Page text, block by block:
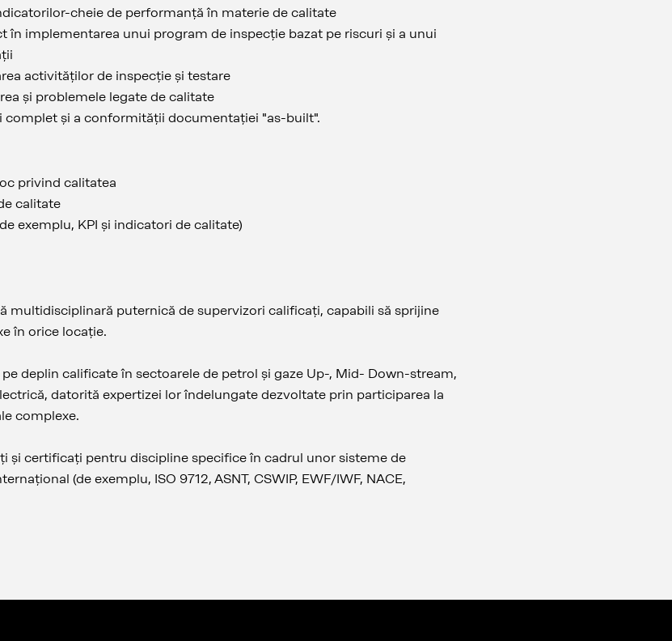
cheie de performanță în materie de calitate
în implementarea unui program de inspecție bazat pe riscuri și a unui
activităților de inspecție și testare
și problemele legate de calitate
complet și a conformității documentației "as-built".
privind calitatea
calitate
exemplu, KPI și indicatori de calitate)
multidisciplinară puternică de supervizori calificați, capabili să sprijine
în orice locație.
deplin calificate în sectoarele de petrol și gaze Up-, Mid- Down-stream,
datorită expertizei lor îndelungate dezvoltate prin participarea la
complexe.
și certificați pentru discipline specifice în cadrul unor sisteme de
(de exemplu, ISO 9712, ASNT, CSWIP, EWF/IWF, NACE,